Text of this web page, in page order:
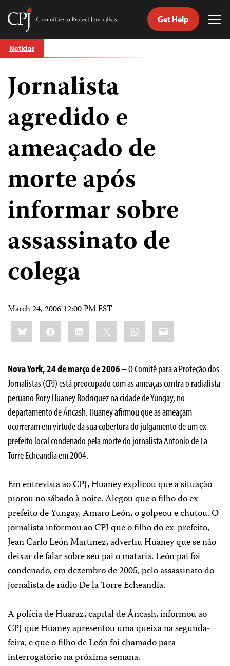
Skip
to
Committee
Journalists
Get Help
Notícias
Jornalista
agredido e
ameaçado de
morte após
informar sobre
assassinato de
colega
March 24, 2006 12:00 PM EST
Share
this:BlueskyFacebookLinkedIn WhatsApp
Email
Nova York, 24 de março de 2006– O Comitê para a Proteção dos
Jornalistas (CPJ) está preocupado com as ameaças contra o radialista
peruano Rory Huaney Rodríguez na cidade de Yungay, no
departamento de Áncash. Huaney afirmou que as ameaçam
ocorreram em virtude da sua cobertura do julgamento de um ex-
prefeito local condenado pela morte do jornalista Antonio de La
Torre Echeandía em 2004.
Em entrevista ao CPJ, Huaney explicou que a situação
piorou no sábado à noite. Alegou que o filho do ex-
prefeito de Yungay, Amaro León, o golpeou e chutou. O
jornalista informou ao CPJ que o filho do ex-prefeito,
Jean Carlo León Martinez, advertiu Huaney que se não
deixar de falar sobre seu pai o mataria. León pai foi
condenado, em dezembro de 2005, pelo assassinato do
jornalista de rádio De la Torre Echeandía.
A polícia de Huaraz, capital de Áncash, informou ao
CPJ que Huaney apresentou uma queixa na segunda-
feira, e que o filho de León foi chamado para
interrogatório na próxima semana.